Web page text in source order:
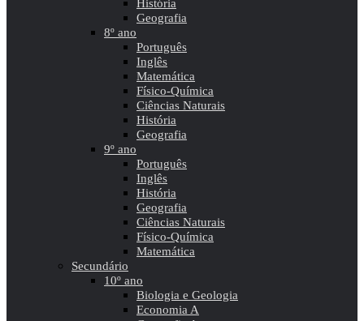
História
Geografia
8º ano
Português
Inglês
Matemática
Físico-Química
Ciências Naturais
História
Geografia
9º ano
Português
Inglês
História
Geografia
Ciências Naturais
Físico-Química
Matemática
Secundário
10º ano
Biologia e Geologia
Economia A